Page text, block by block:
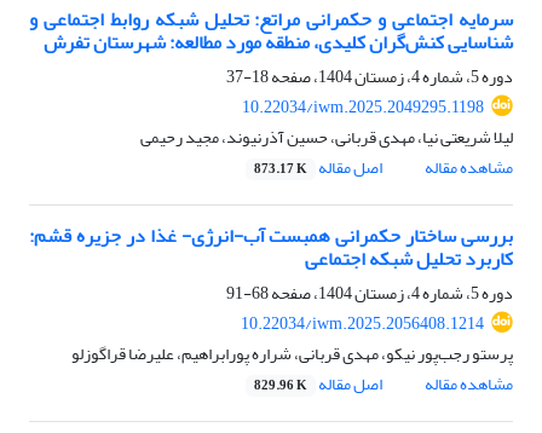
سرمایه اجتماعی و حکمرانی مراتع: تحلیل شبکه روابط اجتماعی و
شناسایی کنش‌گران کلیدی، منطقه مورد مطالعه: شهرستان تفرش
دوره 5، شماره 4، زمستان 1404، صفحه
18-37
10.22034/iwm.2025.2049295.1198
لیلا شریعتی نیا، مهدی قربانی، حسین آذرنیوند، مجید رحیمی
مشاهده مقاله
اصل مقاله 873.17 K
بررسی ساختار حکمرانی همبست آب-انرژی- غذا در جزیره قشم:
کاربرد تحلیل شبکه اجتماعی
دوره 5، شماره 4، زمستان 1404، صفحه
68-91
10.22034/iwm.2025.2056408.1214
پرستو رجب‌پور نیکو، مهدی قربانی، شراره پورابراهیم، علیرضا قراگوزلو
مشاهده مقاله
اصل مقاله 829.96 K